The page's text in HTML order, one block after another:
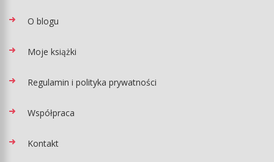
O blogu
Moje książki
Regulamin i polityka prywatności
Współpraca
Kontakt